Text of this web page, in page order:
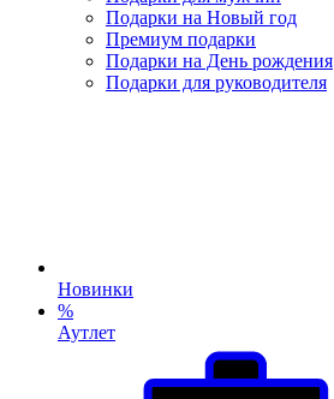
Подарки на Новый год
Премиум подарки
Подарки на День рождения
Подарки для руководителя
Новинки
%
Аутлет